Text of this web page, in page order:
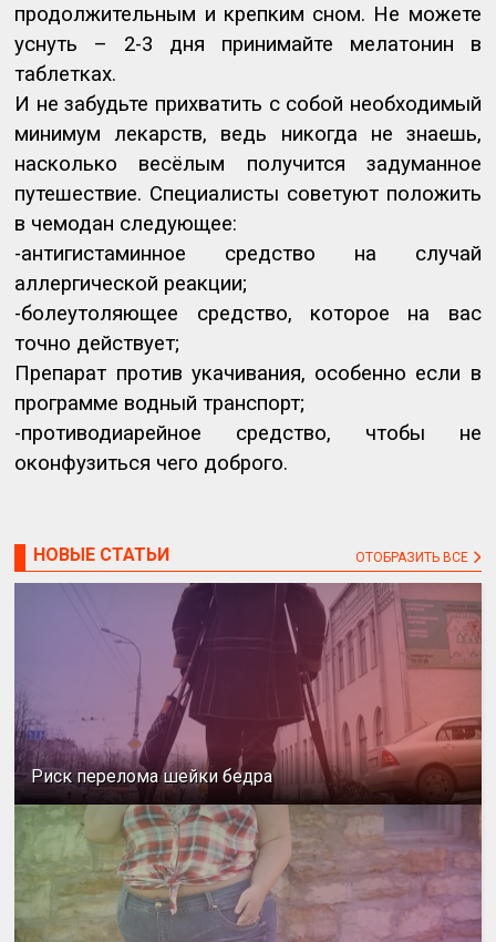
продолжительным и крепким сном. Не можете
уснуть – 2-3 дня принимайте мелатонин в
таблетках.
И не забудьте прихватить с собой необходимый
минимум лекарств, ведь никогда не знаешь,
насколько весёлым получится задуманное
путешествие. Специалисты советуют положить
в чемодан следующее:
-антигистаминное средство на случай
аллергической реакции;
-болеутоляющее средство, которое на вас
точно действует;
Препарат против укачивания, особенно если в
программе водный транспорт;
-противодиарейное средство, чтобы не
оконфузиться чего доброго.
НОВЫЕ СТАТЬИ ОТОБРАЗИТЬ ВСЕ
Риск перелома шейки бедра